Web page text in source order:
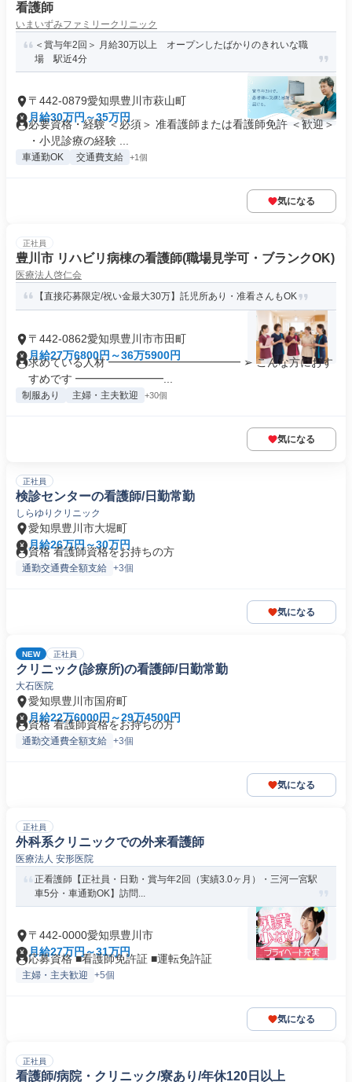
看護師
いまいずみファミリークリニック
＜賞与年2回＞ 月給30万以上 オープンしたばかりのきれいな職
場 駅近4分
〒442-0879愛知県豊川市萩山町
月給30万円～35万円
必要資格・経験 ＜必須＞ 准看護師または看護師免許 ＜歓迎＞
・小児診療の経験 ...
車通勤OK 交通費支給 +1個
気になる
正社員
豊川市 リハビリ病棟の看護師(職場見学可・ブランクOK)
医療法人啓仁会
【直接応募限定/祝い金最大30万】託児所あり・准看さんもOK
〒442-0862愛知県豊川市市田町
月給27万6800円～36万5900円
求めている人材 ━━━━━━━━━━━━ ➢ こんな方におす
すめです ━━━━━━━━...
制服あり 主婦・主夫歓迎 +30個
気になる
正社員
検診センターの看護師/日勤常勤
しらゆりクリニック
愛知県豊川市大堀町
月給26万円～30万円
資格 看護師資格をお持ちの方
通勤交通費全額支給 +3個
気になる
NEW 正社員
クリニック(診療所)の看護師/日勤常勤
大石医院
愛知県豊川市国府町
月給22万6000円～29万4500円
資格 看護師資格をお持ちの方
通勤交通費全額支給 +3個
気になる
正社員
外科系クリニックでの外来看護師
医療法人 安形医院
正看護師【正社員・日勤・賞与年2回（実績3.0ヶ月）・三河一宮駅
車5分・車通勤OK】訪問...
〒442-0000愛知県豊川市
月給27万円～31万円
応募資格 ■看護師免許証 ■運転免許証
主婦・主夫歓迎 +5個
気になる
正社員
看護師/病院・クリニック/寮あり/年休120日以上